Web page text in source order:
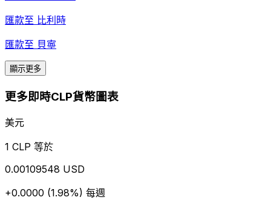
匯款至 比利時
匯款至 貝寧
顯示更多
更多即時CLP貨幣圖表
美元
1 CLP 等於
0.00109548 USD
+0.0000 (1.98%) 每週